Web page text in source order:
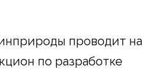
проводит на
по разработке